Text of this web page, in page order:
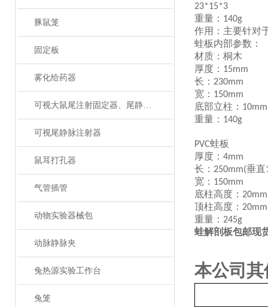
豚鼠笼
固定板
雾化给药器
可视大鼠尾注射固定器、尾静脉注射
可视尾静脉注射器
鼠耳打孔器
气管插管
动物实验器械包
动脉静脉夹
兔热源实验工作台
兔笼
23*15*3
重量： 140g
作用：主要针对
蛙板内部参数：
材质：桐木
厚度： 15mm
长： 230mm
宽： 150mm
底部立柱： 10mm
重量： 140g
PVC蛙板
厚度： 4mm
长： 250mm(垂直
宽： 150mm
底柱高度： 20mm
顶柱高度： 20mm
重量： 245g
蛙解剖板包邮现
本公司